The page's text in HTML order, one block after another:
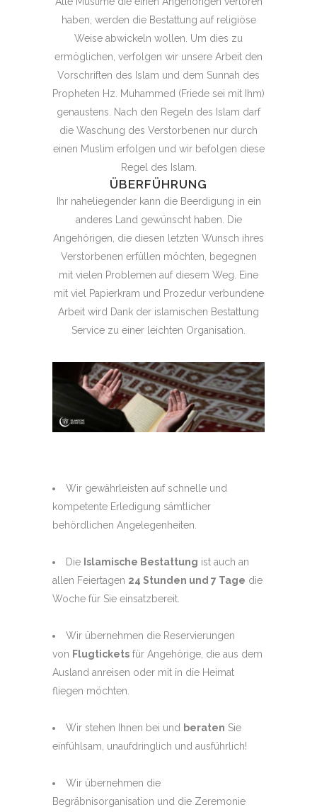
haben, werden die Bestattung auf religiöse
Weise abwickeln wollen. Um dies zu
ermöglichen, verfolgen wir unsere Arbeit den
Vorschriften des Islam und dem Sunnah des
Propheten Hz. Muhammed (Friede sei mit Ihm)
genaustens. Nach den Regeln des Islam darf
die Waschung des Verstorbenen nur durch
einen Muslim erfolgen und wir befolgen diese
Regel des Islam.
ÜBERFÜHRUNG
Ihr naheliegender kann die Beerdigung in ein
anderes Land gewünscht haben. Die
Angehörigen, die diesen letzten Wunsch ihres
Verstorbenen erfüllen möchten, begegnen
mit vielen Problemen auf diesem Weg. Eine
mit viel Papierkram und Prozedur verbundene
Arbeit wird Dank der islamischen Bestattung
Service zu einer leichten Organisation.
Wir gewährleisten auf schnelle und
kompetente Erledigung sämtlicher
behördlichen Angelegenheiten.
Die Islamische Bestattung ist auch an
allen Feiertagen 24 Stunden und 7 Tage die
Woche für Sie einsatzbereit.
Wir übernehmen die Reservierungen
von Flugtickets für Angehörige, die aus dem
Ausland anreisen oder mit in die Heimat
fliegen möchten.
Wir stehen Ihnen bei und beraten Sie
einfühlsam, unaufdringlich und ausführlich!
Wir übernehmen die
Begräbnisorganisation und die Zeremonie